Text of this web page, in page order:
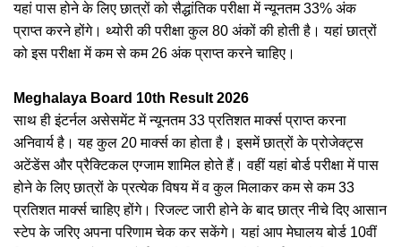
यहां पास होने के लिए छात्रों को सैद्धांतिक परीक्षा में न्यूनतम 33% अंक
प्राप्त करने होंगे। थ्योरी की परीक्षा कुल 80 अंकों की होती है। यहां छात्रों
को इस परीक्षा में कम से कम 26 अंक प्राप्त करने चाहिए।
Meghalaya Board 10th Result 2026
साथ ही इंटर्नल असेसमेंट में न्यूनतम 33 प्रतिशत मार्क्स प्राप्त करना
अनिवार्य है। यह कुल 20 मार्क्स का होता है। इसमें छात्रों के प्रोजेक्ट्स
अटेंडेंस और प्रैक्टिकल एग्जाम शामिल होते हैं। वहीं यहां बोर्ड परीक्षा में पास
होने के लिए छात्रों के प्रत्येक विषय में व कुल मिलाकर कम से कम 33
प्रतिशत मार्क्स चाहिए होंगे। रिजल्ट जारी होने के बाद छात्र नीचे दिए आसान
स्टेप के जरिए अपना परिणाम चेक कर सकेंगे। यहां आप मेघालय बोर्ड 10वीं